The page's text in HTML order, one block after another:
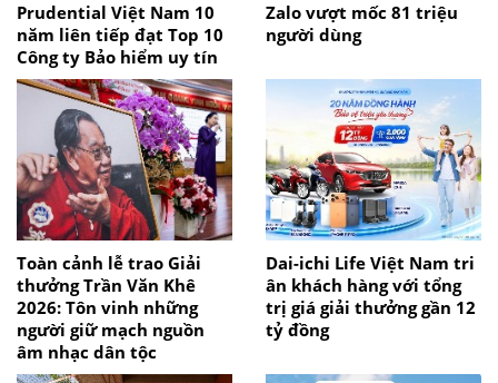
Prudential Việt Nam 10
năm liên tiếp đạt Top 10
Công ty Bảo hiểm uy tín
Zalo vượt mốc 81 triệu
người dùng
Toàn cảnh lễ trao Giải
thưởng Trần Văn Khê
2026: Tôn vinh những
người giữ mạch nguồn
âm nhạc dân tộc
Dai-ichi Life Việt Nam tri
ân khách hàng với tổng
trị giá giải thưởng gần 12
tỷ đồng